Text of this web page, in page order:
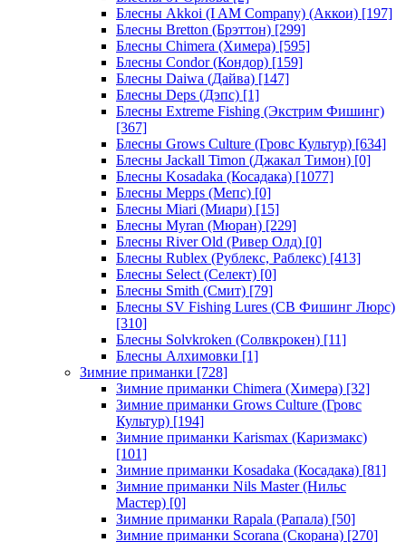
Блесны Akkoi (I AM Company) (Аккои) [197]
Блесны Bretton (Брэттон) [299]
Блесны Chimera (Химера) [595]
Блесны Condor (Кондор) [159]
Блесны Daiwa (Дайва) [147]
Блесны Deps (Дэпс) [1]
Блесны Extreme Fishing (Экстрим Фишинг)
[367]
Блесны Grows Culture (Гровс Культур) [634]
Блесны Jackall Timon (Джакал Тимон) [0]
Блесны Kosadaka (Косадака) [1077]
Блесны Mepps (Мепс) [0]
Блесны Miari (Миари) [15]
Блесны Myran (Мюран) [229]
Блесны River Old (Ривер Олд) [0]
Блесны Rublex (Рублекс, Раблекс) [413]
Блесны Select (Селект) [0]
Блесны Smith (Смит) [79]
Блесны SV Fishing Lures (СВ Фишинг Люрс)
[310]
Блесны Solvkroken (Солвкрокен) [11]
Блесны Алхимовки [1]
Зимние приманки [728]
Зимние приманки Chimera (Химера) [32]
Зимние приманки Grows Culture (Гровс
Культур) [194]
Зимние приманки Karismax (Каризмакс)
[101]
Зимние приманки Kosadaka (Косадака) [81]
Зимние приманки Nils Master (Нильс
Мастер) [0]
Зимние приманки Rapala (Рапала) [50]
Зимние приманки Scorana (Скорана) [270]